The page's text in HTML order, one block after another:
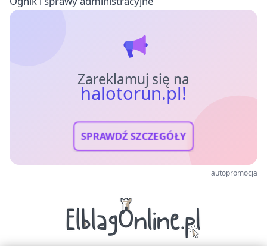
Zareklamuj się na
halotorun.pl!
SPRAWDŹ SZCZEGÓŁY
autopromocja